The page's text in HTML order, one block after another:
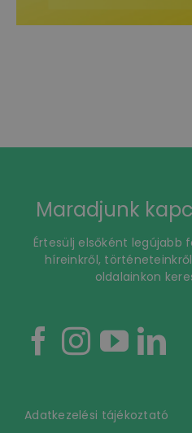
Maradjunk
Értesülj elsőként legújabb
híreinkről,
oldalainkon
Adatkezelési tájékoztató